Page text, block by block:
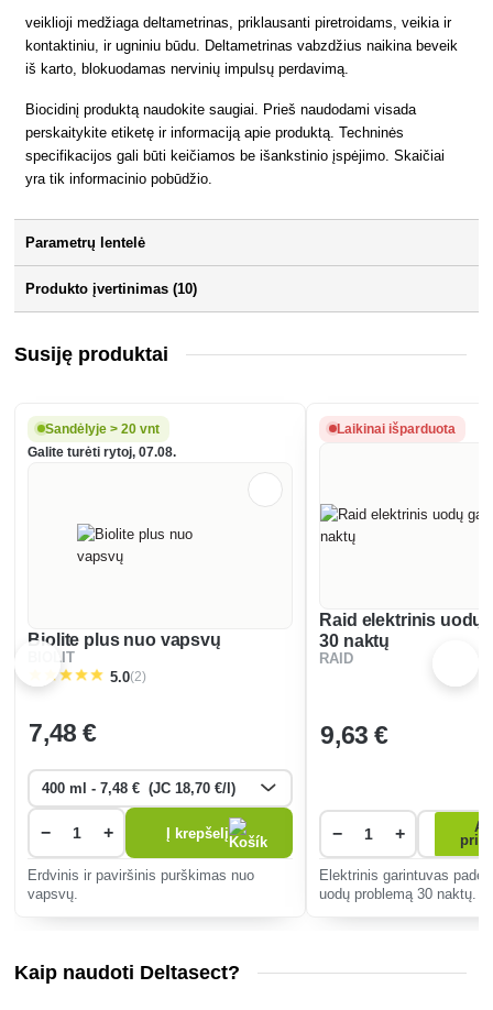
veiklioji medžiaga deltametrinas, priklausanti piretroidams, veikia ir
kontaktiniu, ir ugniniu būdu. Deltametrinas vabzdžius naikina beveik
iš karto, blokuodamas nervinių impulsų perdavimą.
Biocidinį produktą naudokite saugiai. Prieš naudodami visada
perskaitykite etiketę ir informaciją apie produktą. Techninės
specifikacijos gali būti keičiamos be išankstinio įspėjimo. Skaičiai
yra tik informacinio pobūdžio.
Parametrų lentelė
Produkto įvertinimas (10)
Susiję produktai
Sandėlyje > 20 vnt
Galite turėti rytoj, 07.08.
Biolite plus nuo vapsvų
BIOLIT
5.0(2)
7,48 €
− + Į krepšelį
Erdvinis ir paviršinis purškimas nuo
vapsvų.
Laikinai išparduota
Raid elektrinis uodų
30 naktų
RAID
9,63 €
− +
Elektrinis garintuvas
uodų problemą 30 naktų.
Kaip naudoti Deltasect?